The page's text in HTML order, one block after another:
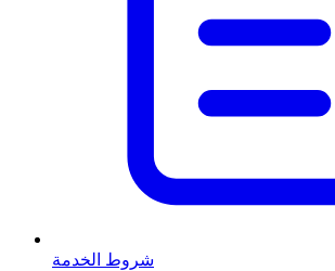
شروط الخدمة